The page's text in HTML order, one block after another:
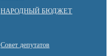
НАРОДНЫЙ БЮДЖЕТ
Совет депутатов